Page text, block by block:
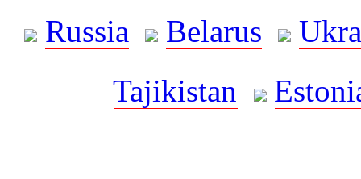
Russia
Belarus
Tajikistan